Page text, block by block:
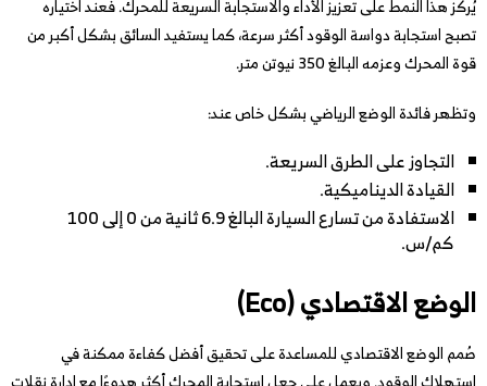
يُركز هذا النمط على تعزيز الأداء والاستجابة السريعة للمحرك. فعند اختياره
تصبح استجابة دواسة الوقود أكثر سرعة، كما يستفيد السائق بشكل أكبر من
قوة المحرك وعزمه البالغ 350 نيوتن متر.
وتظهر فائدة الوضع الرياضي بشكل خاص عند:
التجاوز على الطرق السريعة.
القيادة الديناميكية.
الاستفادة من تسارع السيارة البالغ 6.9 ثانية من 0 إلى 100
كم/س.
الوضع الاقتصادي (Eco)
صُمم الوضع الاقتصادي للمساعدة على تحقيق أفضل كفاءة ممكنة في